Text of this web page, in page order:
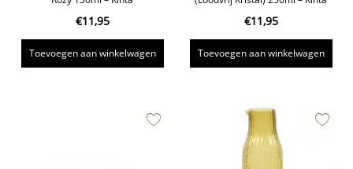
€11,95
Toevoegen aan winkelwagen
€11,95
Toevoegen aan winkelwagen